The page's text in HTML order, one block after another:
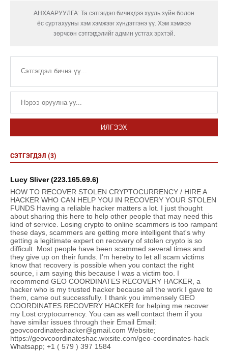
АНХААРУУЛГА: Та сэтгэгдэл бичихдээ хууль зүйн болон
ёс суртахууны хэм хэмжээг хүндэтгэнэ үү. Хэм хэмжээ
зөрчсөн сэтгэгдэлийг админ устгах эрхтэй.
ИЛГЭЭХ
СЭТГЭГДЭЛ (3)
Lucy Sliver (223.165.69.6)
HOW TO RECOVER STOLEN CRYPTOCURRENCY / HIRE A
HACKER WHO CAN HELP YOU IN RECOVERY YOUR STOLEN
FUNDS Having a reliable hacker matters a lot. I just thought
about sharing this here to help other people that may need this
kind of service. Losing crypto to online scammers is too rampant
these days, scammers are getting more intelligent that's why
getting a legitimate expert on recovery of stolen crypto is so
difficult. Most people have been scammed several times and
they give up on their funds. I'm hereby to let all scam victims
know that recovery is possible when you contact the right
source, i am saying this because I was a victim too. I
recommend GEO COORDINATES RECOVERY HACKER, a
hacker who is my trusted hacker because all the work I gave to
them, came out successfully. I thank you immensely GEO
COORDINATES RECOVERY HACKER for helping me recover
my Lost cryptocurrency. You can as well contact them if you
have similar issues through their Email Email:
geovcoordinateshacker@gmail.com Website;
https://geovcoordinateshac.wixsite.com/geo-coordinates-hack
Whatsapp; +1 ( 579 ) 397 1584